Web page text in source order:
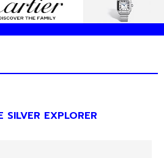
SILVER EXPLORER